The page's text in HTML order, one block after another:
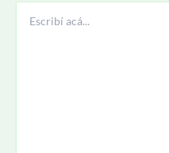
acá...